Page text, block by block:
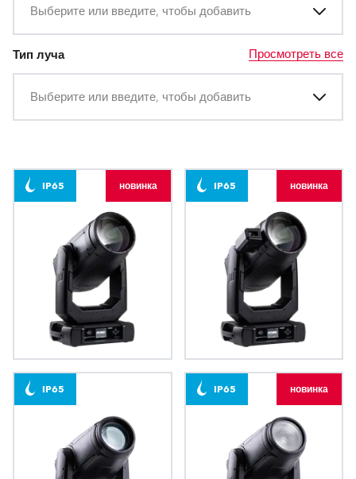
Выберите или введите, чтобы добавить
Тип луча
Выберите или введите, чтобы добавить
Просмотреть все
iESPRITE® LTL WB
IP65 новинка
iESPRITE® LTL FS
IP65 новинка
IP65 IP65 новинка